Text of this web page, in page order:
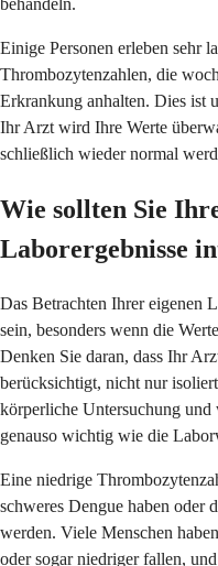
behandeln.
Einige Personen erleben sehr
Thrombozytenzahlen, die
Erkrankung anhalten. Dies ist
Ihr Arzt wird Ihre Werte
schließlich wieder normal
Wie sollten Sie
Laborergebnisse
Das Betrachten Ihrer eigenen
sein, besonders wenn die
Denken Sie daran, dass Ihr
berücksichtigt, nicht nur
körperliche Untersuchung und
genauso wichtig wie die
Eine niedrige
schweres Dengue haben oder
werden. Viele Menschen
oder sogar niedriger fallen,